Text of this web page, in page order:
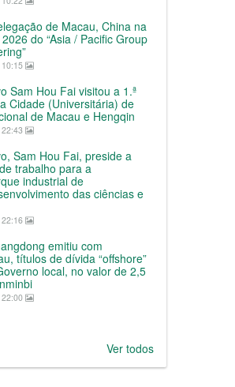
de Macau, China na
do “Asia / Pacific Group
Sam Hou Fai visitou a 1.ª
Cidade (Universitária) de
de Macau e Hengqin
Sam Hou Fai, preside a
trabalho para a
industrial de
das ciências e
emitiu com
títulos de dívida “offshore”
local, no valor de 2,5
Ver todos